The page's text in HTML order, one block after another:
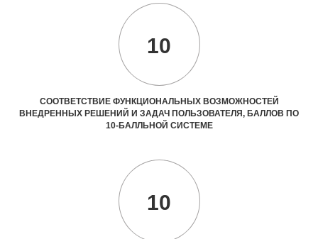
10
СООТВЕТСТВИЕ ФУНКЦИОНАЛЬНЫХ ВОЗМОЖНОСТЕЙ
ВНЕДРЕННЫХ РЕШЕНИЙ И ЗАДАЧ ПОЛЬЗОВАТЕЛЯ, БАЛЛОВ ПО
10-БАЛЛЬНОЙ СИСТЕМЕ
10